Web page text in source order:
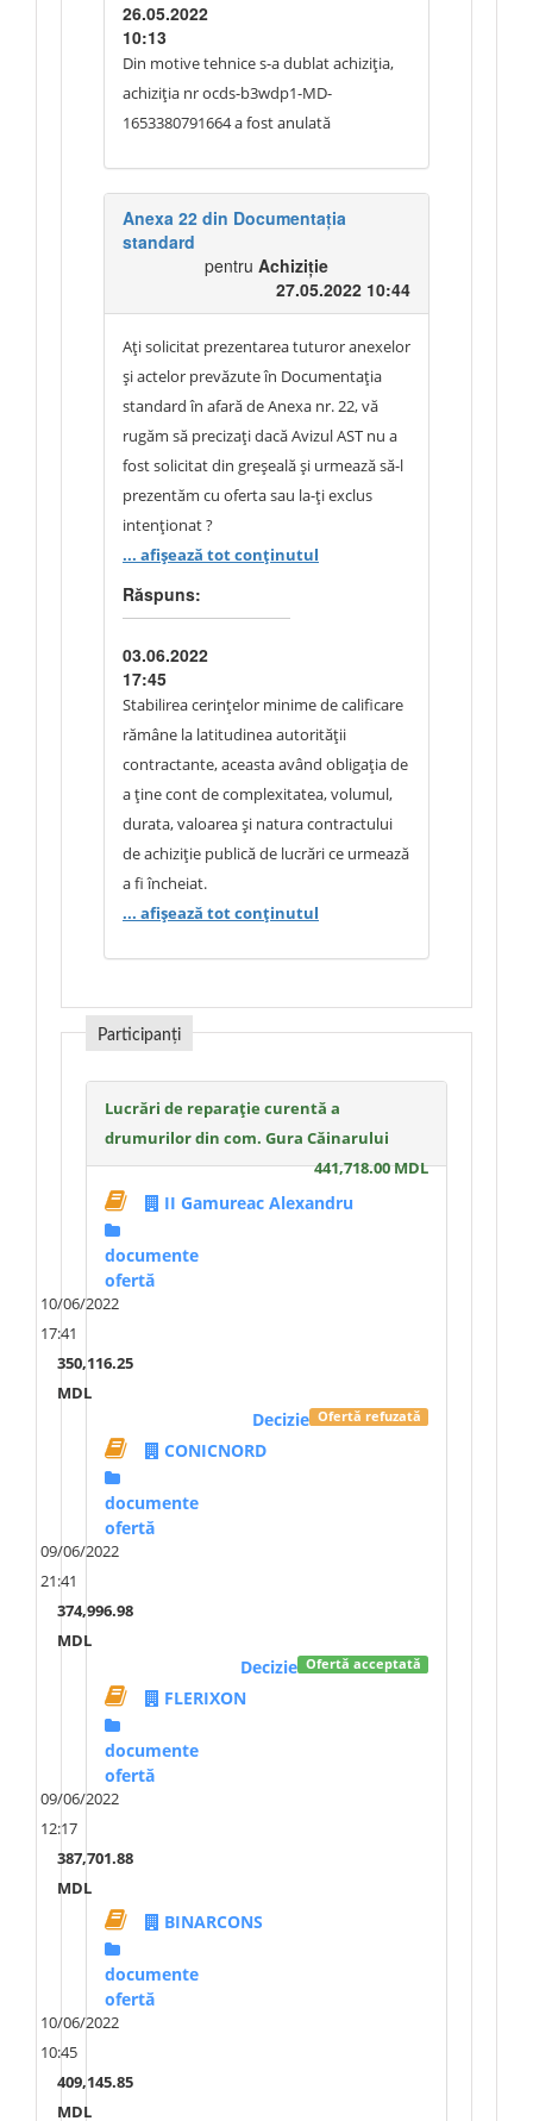
26.05.2022
10:13
Din motive tehnice s-a dublat achiziția,
achiziția nr ocds-b3wdp1-MD-
1653380791664 a fost anulată
Anexa 22 din Documentația
standard
pentru Achiziție
27.05.2022 10:44
Ați solicitat prezentarea tuturor anexelor
și actelor prevăzute în Documentația
standard în afară de Anexa nr. 22, vă
rugăm să precizați dacă Avizul AST nu a
fost solicitat din greșeală și urmează să-l
prezentăm cu oferta sau la-ți exclus
intenționat ?
... afișează tot conținutul
Răspuns:
03.06.2022
17:45
Stabilirea cerințelor minime de calificare
rămâne la latitudinea autorității
contractante, aceasta având obligația de
a ține cont de complexitatea, volumul,
durata, valoarea și natura contractului
de achiziție publică de lucrări ce urmează
a fi încheiat.
Autoritatea contractantă nu impune
urmează a fi achiziționat
... afișează tot conținutul
Participanți
Lucrări de reparație curentă a
drumurilor din com. Gura Căinarului
441,718.00 MDL
II Gamureac Alexandru
documente
ofertă
10/06/2022
17:41
350,116.25
MDL
Ofertă refuzată
Decizie
CONICNORD
documente
ofertă
09/06/2022
21:41
374,996.98
MDL
Ofertă acceptată
Decizie
FLERIXON
documente
ofertă
09/06/2022
12:17
387,701.88
MDL
BINARCONS
documente
ofertă
10/06/2022
10:45
409,145.85
MDL